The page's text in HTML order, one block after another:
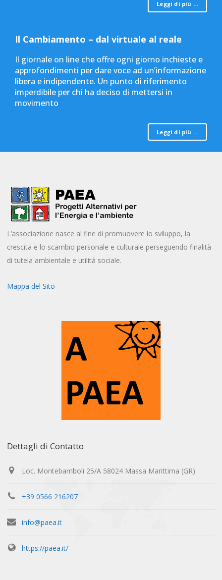
Leggi di più …
Il Cambiamento – dal virtuale al reale
Il giornale on line che offre ogni giorno inchieste e
approfondimenti per dare voce ad un’informazione
libera e indipendente. Un punto di riferimento
imperdibile per chi ha deciso di mettersi in
movimento
Leggi di più …
L’associazione nasce al fine di promuovere lo sviluppo, la
crescita e lo scambio personale e culturale perseguendo finalità
di tutela ambientale e utilità sociale.
Mappa del Sito
Dettagli di Contatto
Loc. Montebamboli 25/A 58024 Massa Marittima (GR)
+39 0566 216207
info@paea.it
https://paea.it/